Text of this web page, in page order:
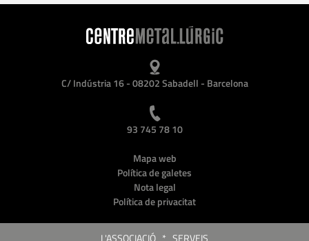
C/ Indústria 16 - 08202 Sabadell - Barcelona
93 745 78 10
Mapa web
Política de galetes
Nota legal
Política de privacitat
L'ASSOCIACIÓ * SERVEIS